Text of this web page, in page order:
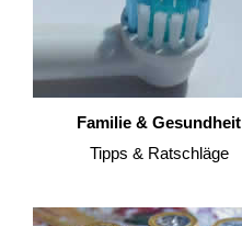
Familie & Gesundheit
Tipps & Ratschläge